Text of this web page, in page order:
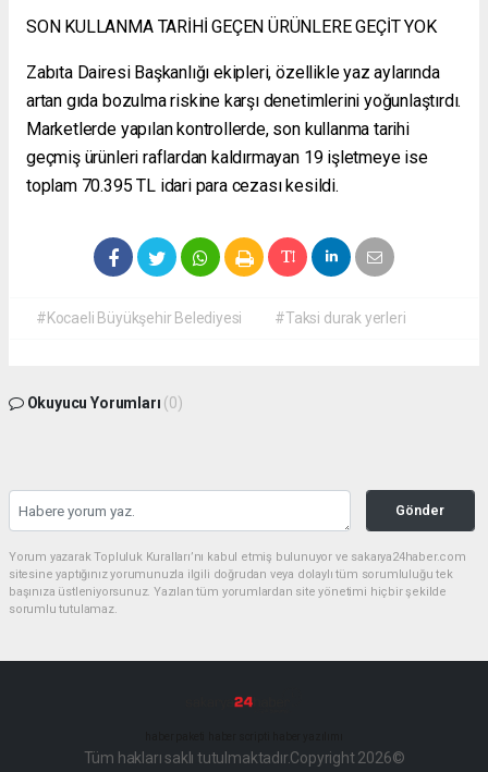
SON KULLANMA TARİHİ GEÇEN ÜRÜNLERE GEÇİT YOK
Zabıta Dairesi Başkanlığı ekipleri, özellikle yaz aylarında
artan gıda bozulma riskine karşı denetimlerini yoğunlaştırdı.
Marketlerde yapılan kontrollerde, son kullanma tarihi
geçmiş ürünleri raflardan kaldırmayan 19 işletmeye ise
toplam 70.395 TL idari para cezası kesildi.
#Kocaeli Büyükşehir Belediyesi #Taksi durak yerleri
Okuyucu Yorumları (0)
Gönder
Yorum yazarak Topluluk Kuralları’nı kabul etmiş bulunuyor ve sakarya24haber.com
sitesine yaptığınız yorumunuzla ilgili doğrudan veya dolaylı tüm sorumluluğu tek
başınıza üstleniyorsunuz. Yazılan tüm yorumlardan site yönetimi hiçbir şekilde
sorumlu tutulamaz.
Tüm hakları saklı tutulmaktadır.Copyright 2026©